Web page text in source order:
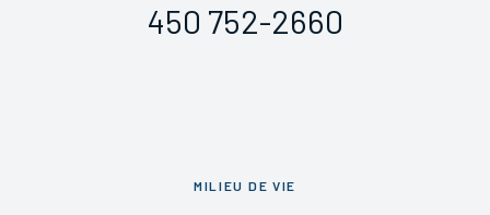
450 752-2660
MILIEU DE VIE